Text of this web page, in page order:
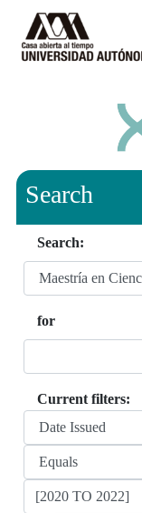
Search
Search:
for
Current filters: